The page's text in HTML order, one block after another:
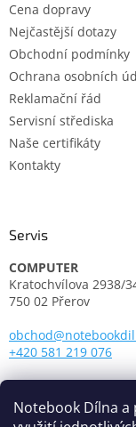
Notebook Dílna
Cena dopravy
Nejčastější dotazy
Obchodní podmínky
Ochrana osobních
Reklamační řád
Servisní střediska
Naše certifikáty
Kontakty
Servis
COMPUTER
Kratochvílova 2938/
750 02 Přerov
+420 581 219 076
Pondělí - Pátek: 9.00